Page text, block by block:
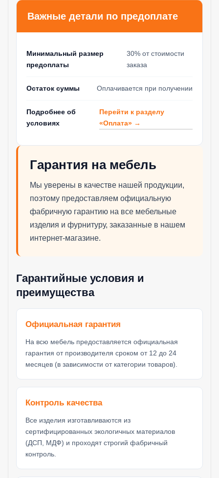
Важные детали по предоплате
Минимальный размер
предоплаты
30% от стоимости
заказа
Остаток суммы Оплачивается при получении
Подробнее об
условиях
Перейти к разделу
«Оплата» →
Гарантия на мебель
Мы уверены в качестве нашей продукции,
поэтому предоставляем официальную
фабричную гарантию на все мебельные
изделия и фурнитуру, заказанные в нашем
интернет-магазине.
Гарантийные условия и
преимущества
Официальная гарантия
На всю мебель предоставляется официальная
гарантия от производителя сроком от 12 до 24
месяцев (в зависимости от категории товаров).
Контроль качества
Все изделия изготавливаются из
сертифицированных экологичных материалов
(ДСП, МДФ) и проходят строгий фабричный
контроль.